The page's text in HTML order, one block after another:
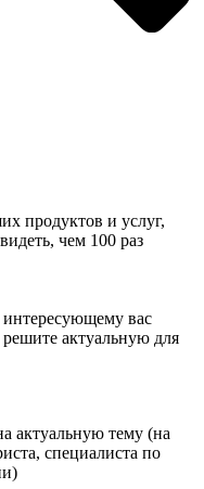
продуктов и услуг,
чем 100 раз
вас
актуальную для
актуальную тему (на
специалиста по